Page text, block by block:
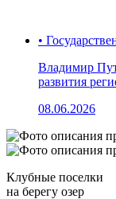
•
Владимир
развития
08.06.2026
Клубные поселки
на берегу озер